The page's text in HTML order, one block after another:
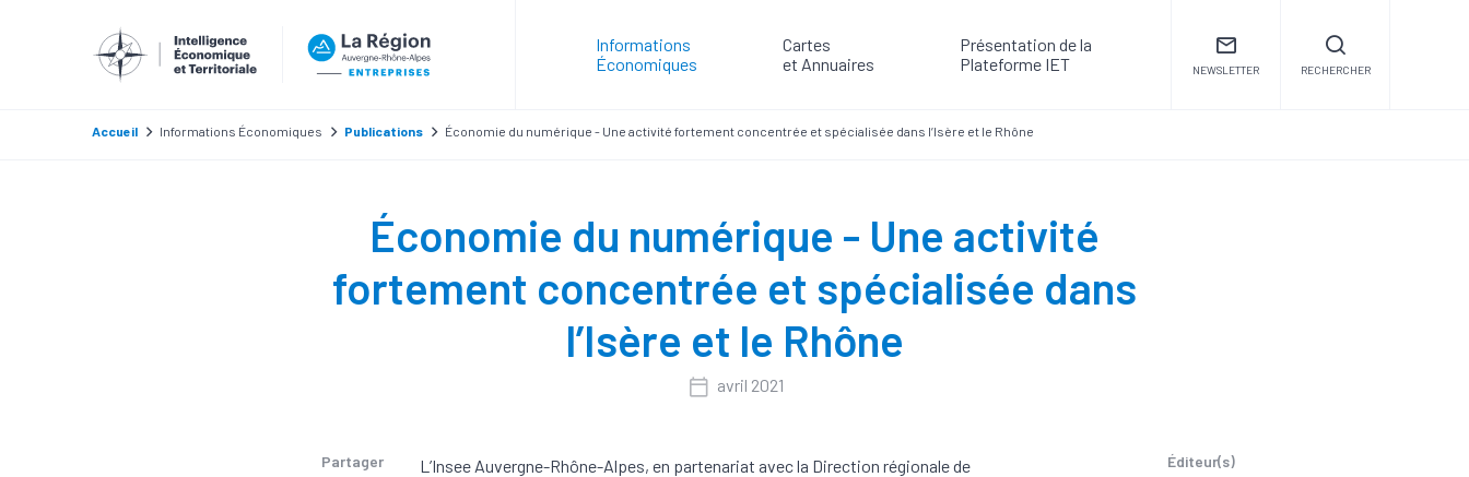
Informations
Économiques
Cartes
et Annuaires
Présentation de la
Plateforme IET
NEWSLETTER RECHERCHER
Accueil Informations Économiques Publications Économie du numérique - Une activité fortement concentrée et spécialisée dans l’Isère et le Rhône
Économie du numérique - Une activité
fortement concentrée et spécialisée dans
l’Isère et le Rhône
avril 2021
Partager
L’Insee Auvergne-Rhône-Alpes, en partenariat avec la Direction régionale de
Éditeur(s)